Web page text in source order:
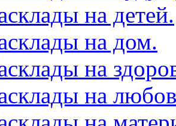
на детей.
на дом.
на
на